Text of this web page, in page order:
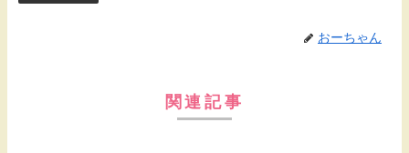
おーちゃん
関連記事